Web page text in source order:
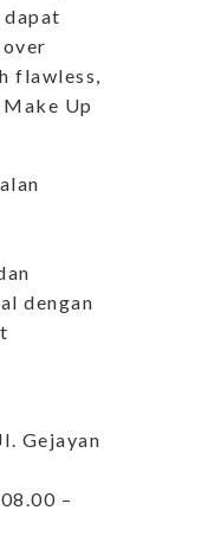
dapat
flawless,
Up
dengan
Gejayan
–